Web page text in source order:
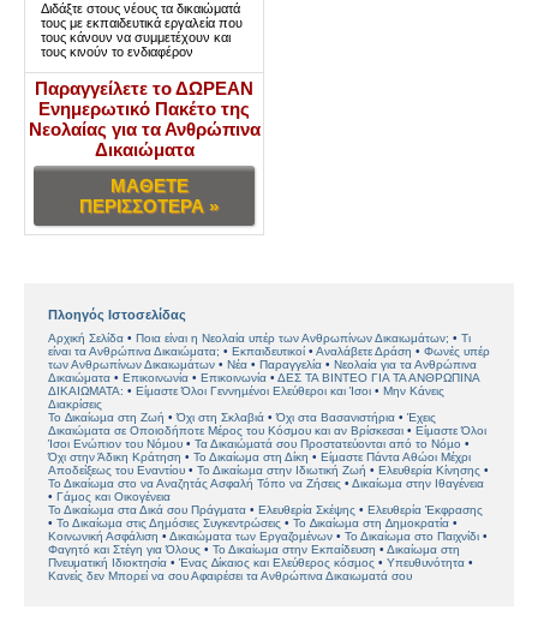
Διδάξτε στους νέους τα δικαιώματά
τους με εκπαιδευτικά εργαλεία που
τους κάνουν να συμμετέχουν και
τους κινούν το ενδιαφέρον
Παραγγείλετε το ΔΩΡΕΑΝ
Ενημερωτικό Πακέτο της
Νεολαίας για τα Ανθρώπινα
Δικαιώματα
ΜΑΘΕΤΕ
ΠΕΡΙΣΣΟΤΕΡΑ »
Πλοηγός Ιστοσελίδας
Αρχική Σελίδα Ποια είναι η Νεολαία υπέρ των Ανθρωπίνων Δικαιωμάτων;
Τι
είναι τα Ανθρώπινα Δικαιώματα;
Εκπαιδευτικοί Αναλάβετε Δράση
Φωνές υπέρ
των Ανθρωπίνων Δικαιωμάτων
Νέα Παραγγελία
Νεολαία για τα Ανθρώπινα
Δικαιώματα
Επικοινωνία Επικοινωνία
ΔΕΣ ΤΑ ΒΙΝΤΕΟ ΓΙΑ ΤΑ ΑΝΘΡΩΠΙΝΑ
ΔΙΚΑΙΩΜΑΤΑ:
Είµαστε Όλοι Γεννηµένοι Ελεύθεροι και Ίσοι
Μην Κάνεις
Διακρίσεις
Το ∆ικαίωµα στη Ζωή
Όχι στη Σκλαβιά Όχι στα Βασανιστήρια
Έχεις
Δικαιώµατα σε Οποιοδήποτε Μέρος του Κόσμου και αν Βρίσκεσαι
Είµαστε Όλοι
Ίσοι Ενώπιον του Νόµου
Τα Δικαιώµατά σου Προστατεύονται από το Νόµο
Όχι στην Άδικη Κράτηση
Το Δικαίωμα στη Δίκη
Είµαστε Πάντα Αθώοι Μέχρι
Αποδείξεως του Εναντίου
Το Δικαίωµα στην Ιδιωτική Ζωή
Ελευθερία Κίνησης
Το Δικαίωµα στο να Αναζητάς Ασφαλή Τόπο να Ζήσεις
Δικαίωµα στην Ιθαγένεια
Γάμος και Οικογένεια
Το Δικαίωµα στα Δικά σου Πράγµατα
Ελευθερία Σκέψης
Ελευθερία Έκφρασης
Το Δικαίωµα στις Δηµόσιες Συγκεντρώσεις
Το ∆ικαίωµα στη ∆ηµοκρατία
Κοινωνική Ασφάλιση
Δικαιώματα των Εργαζοµένων
Το Δικαίωµα στο Παιχνίδι
Φαγητό και Στέγη για Όλους
Το Δικαίωµα στην Εκπαίδευση
Δικαίωμα στη
Πνευματική Ιδιοκτησία
Ένας ∆ίκαιος και Ελεύθερος κόσµος
Υπευθυνότητα
Κανείς δεν Μπορεί να σου Αφαιρέσει τα Ανθρώπινα Δικαιωματά σου